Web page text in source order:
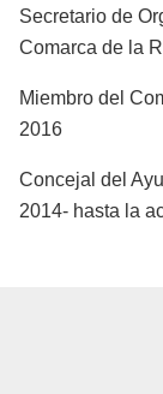
Secretario de
Comarca de la
Miembro del
2016
Concejal del
2014- hasta la